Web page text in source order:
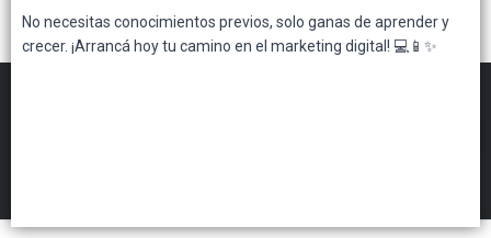
No necesitas conocimientos previos, solo ganas de aprender y
crecer. ¡Arrancá hoy tu camino en el marketing digital! 💻📱✨